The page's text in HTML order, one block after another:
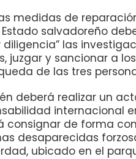
medidas de
salvadoreño
las
juzgar y sancionar a
de las tres
deberá realizar un
internacional
consignar de forma
desaparecidas
ubicado en el